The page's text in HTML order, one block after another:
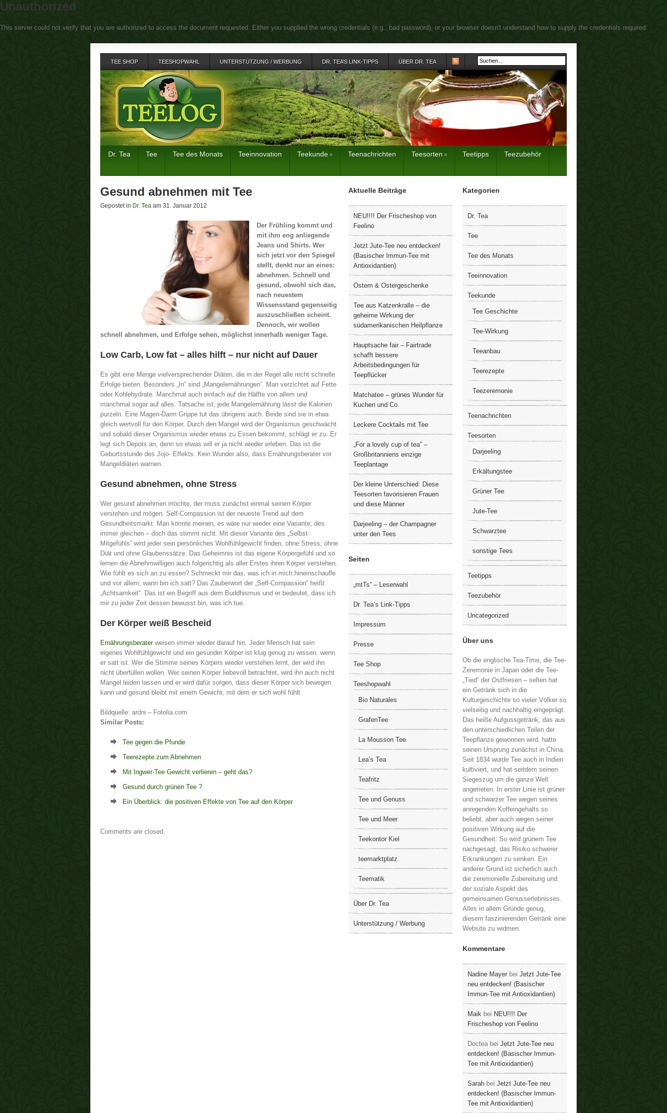
Unauthorized
This server could not verify that you are authorized to access the document requested. Either you supplied the wrong credentials (e.g., bad password), or your browser doesn't understand how to supply the credentials required.
TEE SHOP TEESHOPWAHL UNTERSTÜTZUNG / WERBUNG DR. TEA’S LINK-TIPPS ÜBER DR. TEA
Dr. Tea Tee Tee des Monats Teeinnovation Teekunde » Teenachrichten Teesorten » Teetipps Teezubehör
Gesund abnehmen mit Tee
Gepostet in Dr. Tea am 31. Januar 2012
Der Frühling kommt und
mit ihm eng anliegende
Jeans und Shirts. Wer
sich jetzt vor den Spiegel
stellt, denkt nur an eines:
abnehmen. Schnell und
gesund, obwohl sich das,
nach neuestem
Wissensstand gegenseitig
auszuschließen scheint.
Dennoch, wir wollen
schnell abnehmen, und Erfolge sehen, möglichst innerhalb weniger Tage.
Low Carb, Low fat – alles hilft – nur nicht auf Dauer
Es gibt eine Menge vielversprechender Diäten, die in der Regel alle recht schnelle
Erfolge bieten. Besonders „In“ sind „Mangelernährungen“. Man verzichtet auf Fette
oder Kohlehydrate. Manchmal auch einfach auf die Hälfte von allem und
manchmal sogar auf alles. Tatsache ist, jede Mangelernährung lässt die Kalorien
purzeln. Eine Magen-Darm Grippe tut das übrigens auch. Beide sind sie in etwa
gleich wertvoll für den Körper. Durch den Mangel wird der Organismus geschwächt
und sobald dieser Organismus wieder etwas zu Essen bekommt, schlägt er zu. Er
legt sich Depots an, denn so etwas will er ja nicht wieder erleben. Das ist die
Geburtsstunde des Jojo- Effekts. Kein Wunder also, dass Ernährungsberater vor
Mangeldiäten warnen.
Gesund abnehmen, ohne Stress
Wer gesund abnehmen möchte, der muss zunächst einmal seinen Körper
verstehen und mögen. Self-Compassion ist der neueste Trend auf dem
Gesundheitsmarkt. Man könnte meinen, es wäre nur wieder eine Variante, des
immer gleichen – doch das stimmt nicht. Mit dieser Variante des „Selbst-
Mitgefühls“ wird jeder sein persönliches Wohlfühlgewicht finden, ohne Stress, ohne
Diät und ohne Glaubenssätze. Das Geheimnis ist das eigene Körpergefühl und so
lernen die Abnehmwilligen auch folgerichtig als aller Erstes ihren Körper verstehen.
Wie fühlt es sich an zu essen? Schmeckt mir das, was ich in mich hineinschaufle
und vor allem; wann bin ich satt? Das Zauberwort der „Self-Compassion“ heißt
„Achtsamkeit“. Das ist ein Begriff aus dem Buddhismus und er bedeutet, dass ich
mir zu jeder Zeit dessen bewusst bin, was ich tue.
Der Körper weiß Bescheid
Ernährungsberaterweisen immer wieder darauf hin. Jeder Mensch hat sein
eigenes Wohlfühlgewicht und ein gesunder Körper ist klug genug zu wissen, wenn
er satt ist. Wer die Stimme seines Körpers wieder verstehen lernt, der wird ihn
nicht überfüllen wollen. Wer seinen Körper liebevoll betrachtet, wird ihn auch nicht
Mangel leiden lassen und er wird dafür sorgen, dass dieser Körper sich bewegen
kann und gesund bleibt mit einem Gewicht, mit dem er sich wohl fühlt.
Bildquelle: ardni – Fotolia.com
Similar Posts:
Tee gegen die Pfunde
Teerezepte zum Abnehmen
Mit Ingwer-Tee Gewicht verlieren – geht das?
Gesund durch grünen Tee ?
Ein Überblick: die positiven Effekte von Tee auf den Körper
Comments are closed.
Aktuelle Beiträge
NEU!!!! Der Frischeshop von
Feelino
Jetzt Jute-Tee neu entdecken!
(Basischer Immun-Tee mit
Antioxidantien)
Ostern & Ostergeschenke
Tee aus Katzenkralle – die
geheime Wirkung der
südamerikanischen Heilpflanze
Hauptsache fair – Fairtrade
schafft bessere
Arbeitsbedingungen für
Teepflücker
Matchatee – grünes Wunder für
Kuchen und Co.
Leckere Cocktails mit Tee
„For a lovely cup of tea” –
Großbritanniens einzige
Teeplantage
Der kleine Unterschied: Diese
Teesorten favorisieren Frauen
und diese Männer
Darjeeling – der Champagner
unter den Tees
Seiten
„mtTs“ – Leserwahl
Dr. Tea’s Link-Tipps
Impressum
Presse
Tee Shop
Teeshopwahl
Bio Naturales
GrafenTee
La Mousson Tee
Lea’s Tea
Teafritz
Tee und Genuss
Tee und Meer
Teekontor Kiel
teemarktplatz
Teematik
Über Dr. Tea
Unterstützung / Werbung
Kategorien
Dr. Tea
Tee
Tee des Monats
Teeinnovation
Teekunde
Tee Geschichte
Tee-Wirkung
Teeanbau
Teerezepte
Teezeremonie
Teenachrichten
Teesorten
Darjeeling
Erkältungstee
Grüner Tee
Jute-Tee
Schwarztee
sonstige Tees
Teetipps
Teezubehör
Uncategorized
Über uns
Ob die englische Tea-Time, die Tee-
Zeremonie in Japan oder die Tee-
„Tied“ der Ostfriesen – selten hat
ein Getränk sich in die
Kulturgeschichte so vieler Völker so
vielseitig und nachhaltig eingeprägt.
Das heiße Aufgussgetränk, das aus
den unterschiedlichen Teilen der
Teepflanze gewonnen wird, hatte
seinen Ursprung zunächst in China.
Seit 1834 wurde Tee auch in Indien
kultiviert, und hat seitdem seinen
Siegeszug um die ganze Welt
angetreten. In erster Linie ist grüner
und schwarzer Tee wegen seines
anregenden Koffeingehalts so
beliebt, aber auch wegen seiner
positiven Wirkung auf die
Gesundheit: So wird grünem Tee
nachgesagt, das Risiko schwerer
Erkrankungen zu senken. Ein
anderer Grund ist sicherlich auch
die zeremonielle Zubereitung und
der soziale Aspekt des
gemeinsamen Genusserlebnisses.
Alles in allem Gründe genug,
diesem faszinierenden Getränk eine
Website zu widmen.
Kommentare
Nadine Mayer bei Jetzt Jute-Tee
neu entdecken! (Basischer
Immun-Tee mit Antioxidantien)
Maik bei NEU!!!! Der
Frischeshop von Feelino
Doctea bei Jetzt Jute-Tee neu
entdecken! (Basischer Immun-
Tee mit Antioxidantien)
Sarah bei Jetzt Jute-Tee neu
entdecken! (Basischer Immun-
Tee mit Antioxidantien)